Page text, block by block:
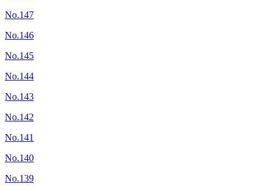
No.147
No.146
No.145
No.144
No.143
No.142
No.141
No.140
No.139